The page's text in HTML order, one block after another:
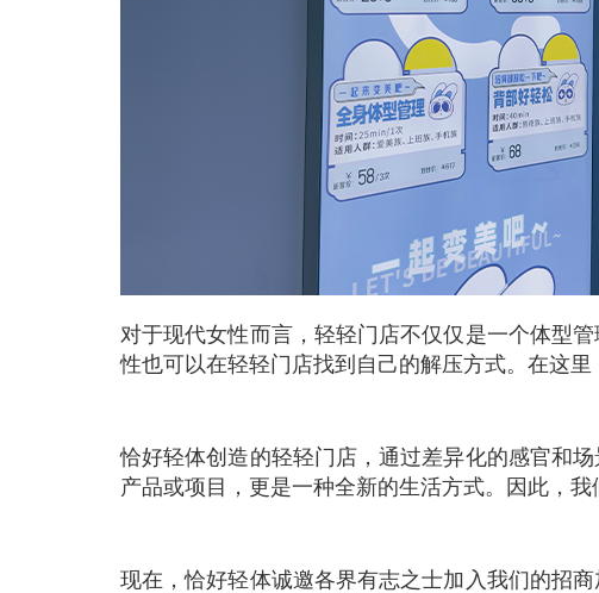
对于现代女性而言，轻轻门店不仅仅是一个体型
性也可以在轻轻门店找到自己的解压方式。在这
恰好轻体创造的轻轻门店，通过差异化的感官和
产品或项目，更是一种全新的生活方式。因此，
现在，恰好轻体诚邀各界有志之士加入我们的招